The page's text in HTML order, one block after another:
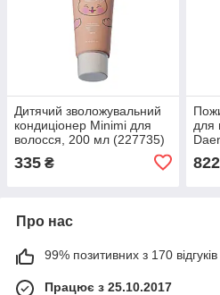
Дитячий зволожувальний
кондиціонер Minimi для
волосся, 200 мл (227735)
335 ₴
для
822
Про нас
99% позитивних з 170 відгуків
Працює з 25.10.2017